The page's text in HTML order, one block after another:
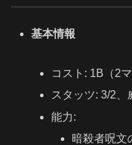
基本情報
コスト: 1B（2マ
スタッツ: 3/2、
能力:
暗殺者呪文